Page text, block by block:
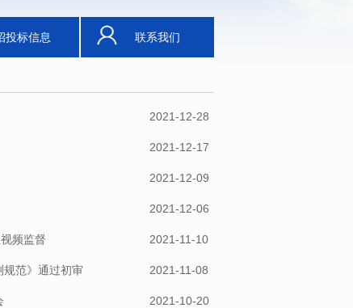
投标信息 联系我们
2021-12-28
2021-12-17
2021-12-09
2021-12-06
2021-11-10
频监督
2021-11-08
规范》通过初审
2021-10-20